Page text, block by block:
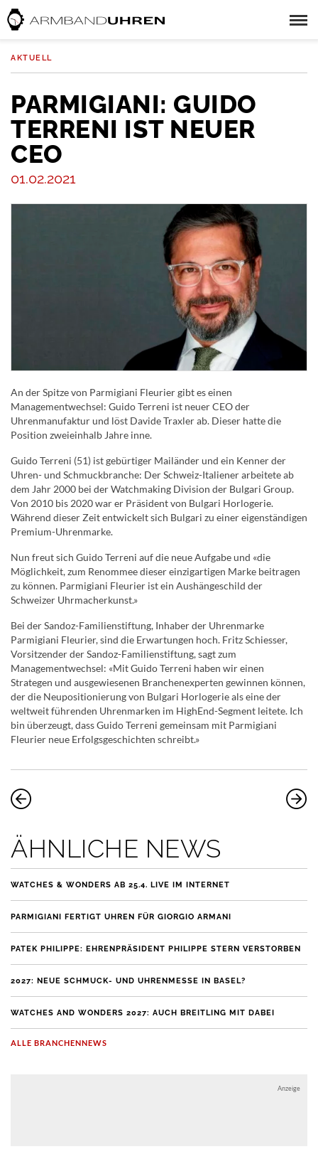
AKTUELL
PARMIGIANI: GUIDO
TERRENI IST NEUER
CEO
01.02.2021
An der Spitze von Parmigiani Fleurier gibt es einen
Managementwechsel: Guido Terreni ist neuer CEO der
Uhrenmanufaktur und löst Davide Traxler ab. Dieser hatte die
Position zweieinhalb Jahre inne.
Guido Terreni (51) ist gebürtiger Mailänder und ein Kenner der
Uhren- und Schmuckbranche: Der Schweiz-Italiener arbeitete ab
dem Jahr 2000 bei der Watchmaking Division der Bulgari Group.
Von 2010 bis 2020 war er Präsident von Bulgari Horlogerie.
Während dieser Zeit entwickelt sich Bulgari zu einer eigenständigen
Premium-Uhrenmarke.
Nun freut sich Guido Terreni auf die neue Aufgabe und «die
Möglichkeit, zum Renommee dieser einzigartigen Marke beitragen
zu können. Parmigiani Fleurier ist ein Aushängeschild der
Schweizer Uhrmacherkunst.»
Bei der Sandoz-Familienstiftung, Inhaber der Uhrenmarke
Parmigiani Fleurier, sind die Erwartungen hoch. Fritz Schiesser,
Vorsitzender der Sandoz-Familienstiftung, sagt zum
Managementwechsel: «Mit Guido Terreni haben wir einen
Strategen und ausgewiesenen Branchenexperten gewinnen können,
der die Neupositionierung von Bulgari Horlogerie als eine der
weltweit führenden Uhrenmarken im HighEnd-Segment leitete. Ich
bin überzeugt, dass Guido Terreni gemeinsam mit Parmigiani
Fleurier neue Erfolgsgeschichten schreibt.»
ÄHNLICHE NEWS
WATCHES & WONDERS AB 25.4. LIVE IM INTERNET
PARMIGIANI FERTIGT UHREN FÜR GIORGIO ARMANI
PATEK PHILIPPE: EHRENPRÄSIDENT PHILIPPE STERN VERSTORBEN
2027: NEUE SCHMUCK- UND UHRENMESSE IN BASEL?
WATCHES AND WONDERS 2027: AUCH BREITLING MIT DABEI
ALLE BRANCHENNEWS
Anzeige